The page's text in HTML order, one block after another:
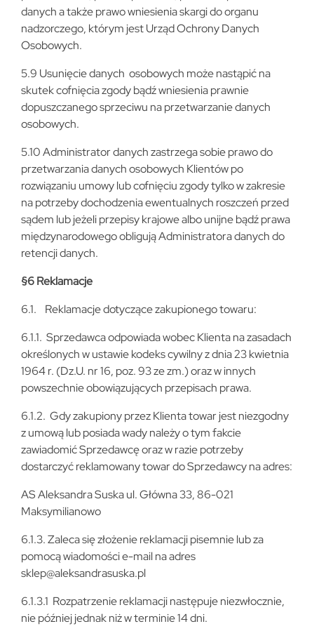
danych a także prawo wniesienia skargi do organu
nadzorczego, którym jest Urząd Ochrony Danych
Osobowych.
5.9 Usunięcie danych osobowych może nastąpić na
skutek cofnięcia zgody bądź wniesienia prawnie
dopuszczanego sprzeciwu na przetwarzanie danych
osobowych.
5.10 Administrator danych zastrzega sobie prawo do
przetwarzania danych osobowych Klientów po
rozwiązaniu umowy lub cofnięciu zgody tylko w zakresie
na potrzeby dochodzenia ewentualnych roszczeń przed
sądem lub jeżeli przepisy krajowe albo unijne bądź prawa
międzynarodowego obligują Administratora danych do
retencji danych.
§6 Reklamacje
6.1. Reklamacje dotyczące zakupionego towaru:
6.1.1. Sprzedawca odpowiada wobec Klienta na zasadach
określonych w ustawie kodeks cywilny z dnia 23 kwietnia
1964 r. (Dz.U. nr 16, poz. 93 ze zm.) oraz w innych
powszechnie obowiązujących przepisach prawa.
6.1.2. Gdy zakupiony przez Klienta towar jest niezgodny
z umową lub posiada wady należy o tym fakcie
zawiadomić Sprzedawcę oraz w razie potrzeby
dostarczyć reklamowany towar do Sprzedawcy na adres:
AS Aleksandra Suska ul. Główna 33, 86-021
Maksymilianowo
6.1.3. Zaleca się złożenie reklamacji pisemnie lub za
pomocą wiadomości e-mail na adres
sklep@aleksandrasuska.pl
6.1.3.1 Rozpatrzenie reklamacji następuje niezwłocznie,
nie później jednak niż w terminie 14 dni.